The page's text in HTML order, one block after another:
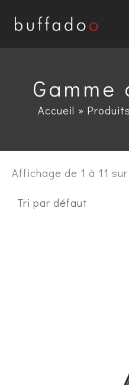
Accueil Produits
Affichage de 1 à 11